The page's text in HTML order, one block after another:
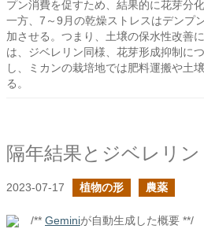
プン消費を促すため、結果的に花芽分
一方、7～9月の乾燥ストレスはデンプ
加させる。つまり、土壌の保水性改善
は、ジベレリン同様、花芽形成抑制に
し、ミカンの栽培地では肥料運搬や土
る。
隔年結果とジベレリン
2023-07-17 植物の形 農薬
/** Geminiが自動生成した概要 **/